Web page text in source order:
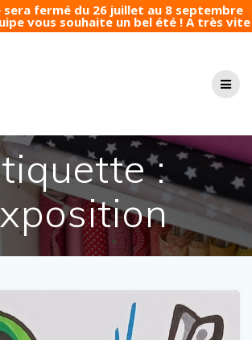
sera fermé du 26 juillet au 8 septembre
vous souhaite un bel été ! A très vite
: